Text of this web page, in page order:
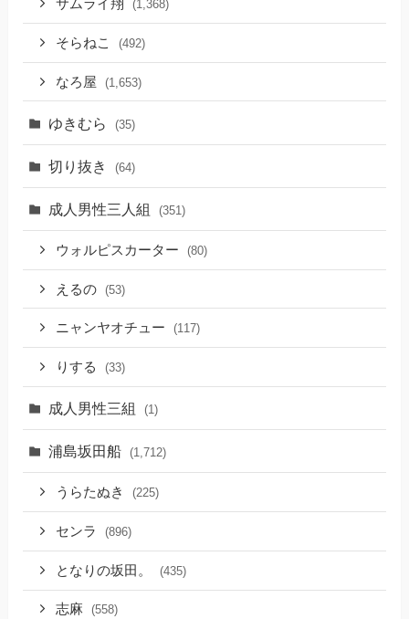
サムライ翔 (1,368)
そらねこ (492)
なろ屋 (1,653)
ゆきむら (35)
切り抜き (64)
成人男性三人組 (351)
ウォルピスカーター (80)
えるの (53)
ニャンヤオチュー (117)
りする (33)
成人男性三組 (1)
浦島坂田船 (1,712)
うらたぬき (225)
センラ (896)
となりの坂田。 (435)
志麻 (558)